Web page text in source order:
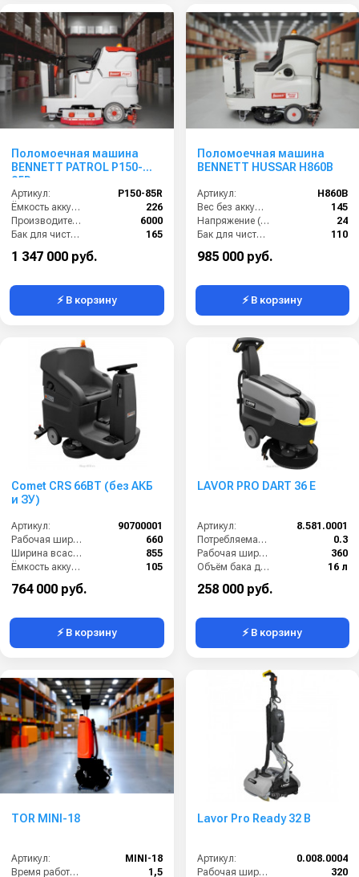
Поломоечная машина
BENNETT PATROL P150-
85R
Артикул:
P150-85R
Ёмкость аккумулятора (Ач):
226
Производительность по площади (м2/ч):
6000
Бак для чистой воды (л):
165
1 347 000 руб.
⚡ В корзину
Поломоечная машина
BENNETT HUSSAR H860B
Артикул:
H860B
Вес без аккумуляторов (кг):
145
Напряжение (В):
24
Бак для чистой воды (л):
110
985 000 руб.
⚡ В корзину
Comet CRS 66BT (без АКБ
и ЗУ)
Артикул:
90700001
Рабочая ширина щеток (мм):
660
Ширина всасывающей балки (мм):
855
Ёмкость аккумуляторов (Ач):
105
764 000 руб.
⚡ В корзину
LAVOR PRO DART 36 E
Артикул:
8.581.0001
Потребляемая мощность (кВт):
0.3
Рабочая ширина щеток (мм):
360
Объём бака для грязной воды (л):
16 л
258 000 руб.
⚡ В корзину
TOR MINI-18
Артикул:
MINI-18
Время работы (ч):
1,5
Lavor Pro Ready 32 B
Артикул:
0.008.0004
Рабочая ширина (мм):
320